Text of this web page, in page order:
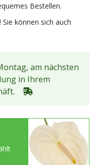
Bestellen.
Sie können sich auch
am nächsten
in Ihrem